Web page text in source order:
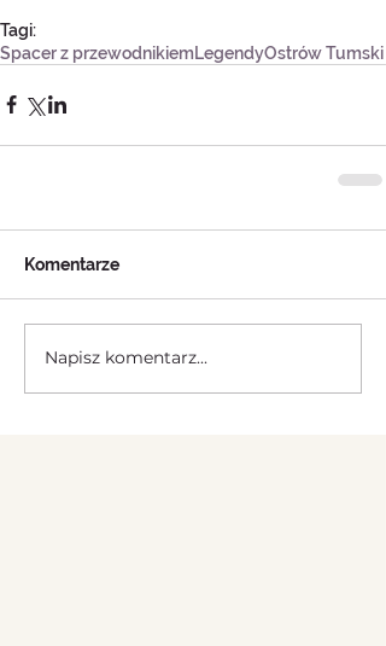
Tagi:
Spacer z przewodnikiem LegendyOstrów Tumski
Komentarze
Napisz komentarz...